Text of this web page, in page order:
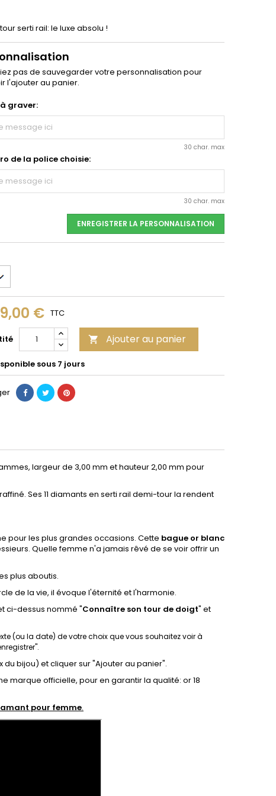
serti rail: le luxe absolu !
pas de sauvegarder votre personnalisation pour
l'ajouter au panier.
graver:
30 char. max
de la police choisie:
30 char. max
ENREGISTRER LA PERSONNALISATION
€ TTC
 Ajouter au panier
sous 7 jours
largeur de 3,00 mm et hauteur 2,00 mm pour
Ses 11 diamants en serti rail demi-tour la rendent
pour les plus grandes occasions. Cette bague or blanc
Quelle femme n'a jamais rêvé de se voir offrir un
plus aboutis.
de la vie, il évoque l'éternité et l'harmonie.
ci-dessus nommé "Connaître son tour de doigt" et
(ou la date) de votre choix que vous souhaitez voir à
bijou) et cliquer sur "Ajouter au panier".
marque officielle, pour en garantir la qualité: or 18
pour femme.